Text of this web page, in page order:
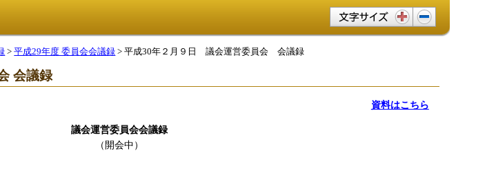
文字サイズ変更
>平成29年度 委員会会議録 > 平成30年２月９日 議会運営委員会 会議録
会議録
資料はこちら
議会運営委員会会議録
（開会中）